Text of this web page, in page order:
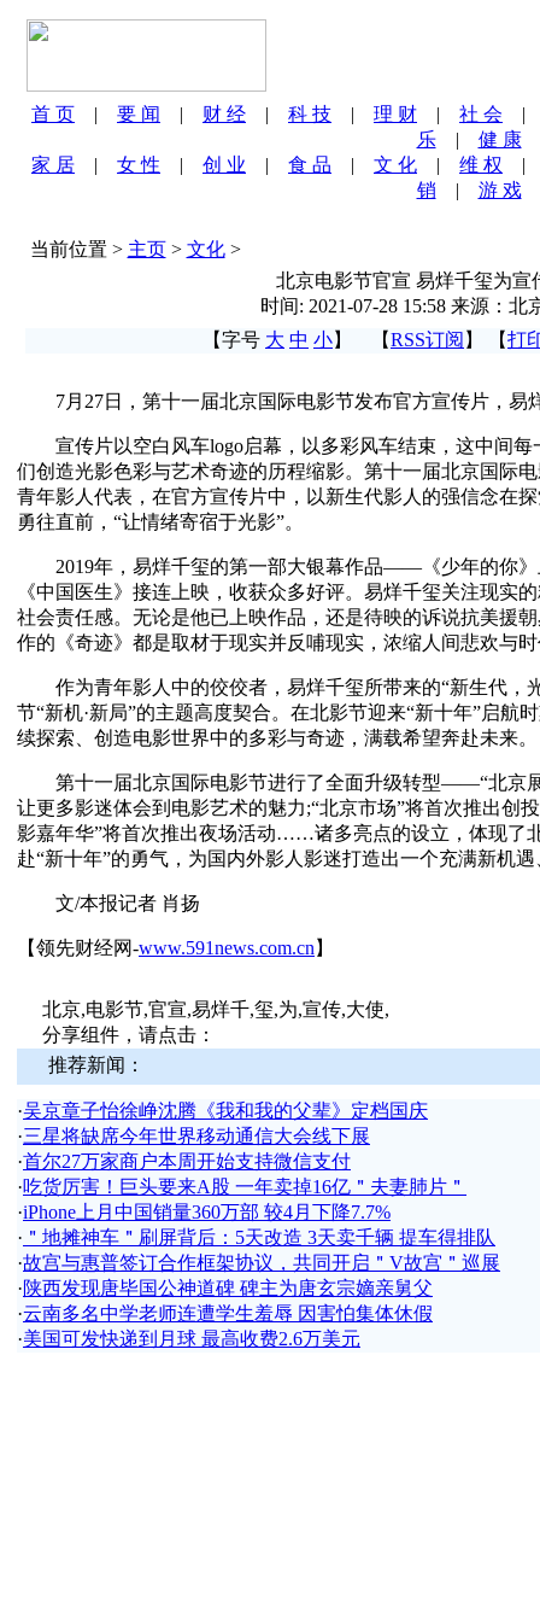
首 页 | 要 闻 | 财 经 | 科 技 | 理 财 | 社 会
乐| 健 康
家 居 | 女 性 | 创 业 | 食 品 | 文 化 | 维 权
销 | 游 戏
当前位置 > 主页> 文化>
北京电影节官宣 易烊千玺为宣
时间: 2021-07-28 15:58 来源：北
【字号 大 中 小】 【RSS订阅 】 【打
7月27日，第十一届北京国际电影节发布官方宣传片，易
宣传片以空白风车logo启幕，以多彩风车结束，这中间每
们创造光影色彩与艺术奇迹的历程缩影。第十一届北京国际
青年影人代表，在官方宣传片中，以新生代影人的强信念在
勇往直前，“让情绪寄宿于光影”。
2019年，易烊千玺的第一部大银幕作品——《少年的你》
《中国医生》接连上映，收获众多好评。易烊千玺关注现实
社会责任感。无论是他已上映作品，还是待映的诉说抗美援
作的《奇迹》都是取材于现实并反哺现实，浓缩人间悲欢与
作为青年影人中的佼佼者，易烊千玺所带来的“新生代，
节“新机·新局”的主题高度契合。在北影节迎来“新十年”启航
续探索、创造电影世界中的多彩与奇迹，满载希望奔赴未来。
第十一届北京国际电影节进行了全面升级转型——“北京展
让更多影迷体会到电影艺术的魅力;“北京市场”将首次推出创
影嘉年华”将首次推出夜场活动……诸多亮点的设立，体现了
赴“新十年”的勇气，为国内外影人影迷打造出一个充满新机
文/本报记者 肖扬
【领先财经网-www.591news.com.cn 】
北京,电影节,官宣,易烊千,玺,为,宣传,大使,
分享组件，请点击：
推荐新闻：
·吴京章子怡徐峥沈腾《我和我的父辈》定档国庆
·三星将缺席今年世界移动通信大会线下展
·首尔27万家商户本周开始支持微信支付
·吃货厉害！巨头要来A股 一年卖掉16亿＂夫妻肺片＂
·iPhone上月中国销量360万部 较4月下降7.7%
· ＂地摊神车＂刷屏背后：5天改造 3天卖千辆 提车得排队
·故宫与惠普签订合作框架协议，共同开启＂V故宫＂巡展
·陕西发现唐毕国公神道碑 碑主为唐玄宗嫡亲舅父
·云南多名中学老师连遭学生羞辱 因害怕集体休假
·美国可发快递到月球 最高收费2.6万美元